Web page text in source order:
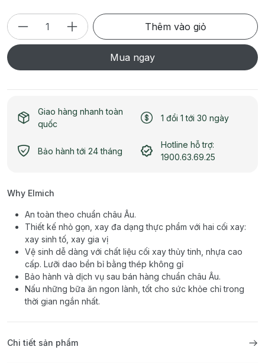
Thêm vào giỏ
Mua ngay
Giao hàng nhanh toàn
quốc
1 đổi 1 tới 30 ngày
Bảo hành tới 24 tháng
Hotline hỗ trợ:
1900.63.69.25
Why Elmich
An toàn theo chuẩn châu Âu.
Thiết kế nhỏ gọn, xay đa dạng thực phẩm với hai cối xay:
xay sinh tố, xay gia vị
Vệ sinh dễ dàng với chất liệu cối xay thủy tinh, nhựa cao
cấp. Lưỡi dao bền bỉ bằng thép không gỉ
Bảo hành và dịch vụ sau bán hàng chuẩn châu Âu.
Nấu những bữa ăn ngon lành, tốt cho sức khỏe chỉ trong
thời gian ngắn nhất.
Chi tiết sản phẩm